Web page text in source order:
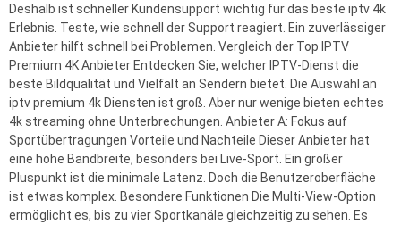
Deshalb ist schneller Kundensupport wichtig für das beste iptv 4k
Erlebnis. Teste, wie schnell der Support reagiert. Ein zuverlässiger
Anbieter hilft schnell bei Problemen. Vergleich der Top IPTV
Premium 4K Anbieter Entdecken Sie, welcher IPTV-Dienst die
beste Bildqualität und Vielfalt an Sendern bietet. Die Auswahl an
iptv premium 4k Diensten ist groß. Aber nur wenige bieten echtes
4k streaming ohne Unterbrechungen. Anbieter A: Fokus auf
Sportübertragungen Vorteile und Nachteile Dieser Anbieter hat
eine hohe Bandbreite, besonders bei Live-Sport. Ein großer
Pluspunkt ist die minimale Latenz. Doch die Benutzeroberfläche
ist etwas komplex. Besondere Funktionen Die Multi-View-Option
ermöglicht es, bis zu vier Sportkanäle gleichzeitig zu sehen. Es